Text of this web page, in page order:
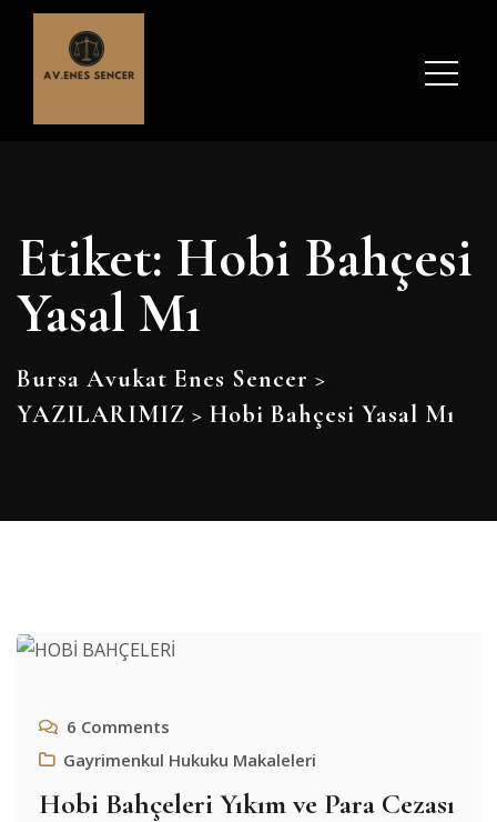
Etiket: Hobi Bahçesi
Yasal Mı
Bursa Avukat Enes Sencer >
YAZILARIMIZ > Hobi Bahçesi Yasal Mı
6 Comments
Gayrimenkul Hukuku Makaleleri
Hobi Bahçeleri Yıkım ve Para Cezası